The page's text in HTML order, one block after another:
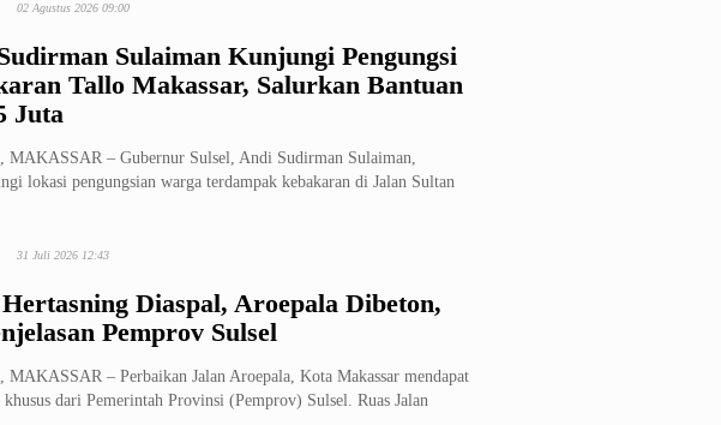
Sulaiman Kunjungi Pengungsi
Tallo Makassar, Salurkan Bantuan
Juta
02 Agustus 2026 09:00
– Gubernur Sulsel, Andi Sudirman Sulaiman,
lokasi pengungsian warga terdampak kebakaran di Jalan Sultan
Diaspal, Aroepala Dibeton,
Pemprov Sulsel
31 Juli 2026 12:43
– Perbaikan Jalan Aroepala, Kota Makassar mendapat
khusus dari Pemerintah Provinsi (Pemprov) Sulsel. Ruas Jalan